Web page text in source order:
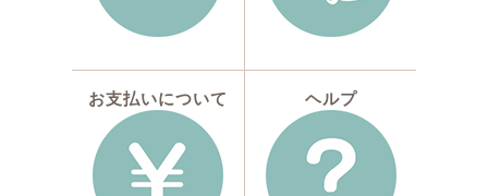
お支払いについて ヘルプ